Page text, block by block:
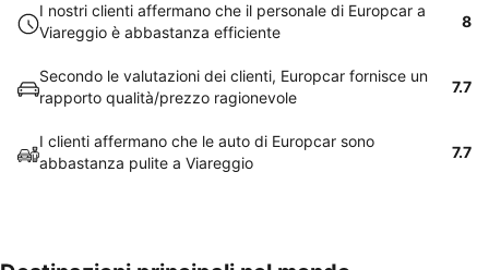
I nostri clienti affermano che il personale di Europcar a
Viareggio è abbastanza efficiente
8
Secondo le valutazioni dei clienti, Europcar fornisce un
rapporto qualità/prezzo ragionevole
7.7
I clienti affermano che le auto di Europcar sono
abbastanza pulite a Viareggio
7.7